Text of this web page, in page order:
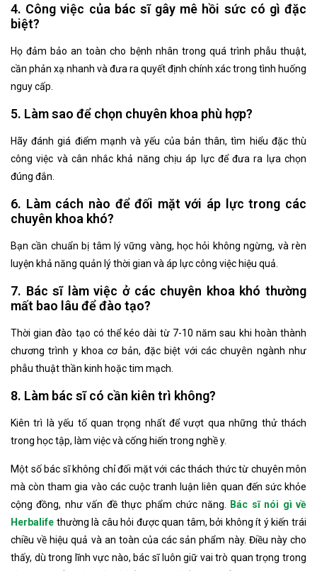
4. Công việc của bác sĩ gây mê hồi sức có gì đặc
biệt?
Họ đảm bảo an toàn cho bệnh nhân trong quá trình phẫu thuật,
cần phản xạ nhanh và đưa ra quyết định chính xác trong tình huống
nguy cấp.
5. Làm sao để chọn chuyên khoa phù hợp?
Hãy đánh giá điểm mạnh và yếu của bản thân, tìm hiểu đặc thù
công việc và cân nhắc khả năng chịu áp lực để đưa ra lựa chọn
đúng đắn.
6. Làm cách nào để đối mặt với áp lực trong các
chuyên khoa khó?
Bạn cần chuẩn bị tâm lý vững vàng, học hỏi không ngừng, và rèn
luyện khả năng quản lý thời gian và áp lực công việc hiệu quả.
7. Bác sĩ làm việc ở các chuyên khoa khó thường
mất bao lâu để đào tạo?
Thời gian đào tạo có thể kéo dài từ 7-10 năm sau khi hoàn thành
chương trình y khoa cơ bản, đặc biệt với các chuyên ngành như
phẫu thuật thần kinh hoặc tim mạch.
8. Làm bác sĩ có cần kiên trì không?
Kiên trì là yếu tố quan trọng nhất để vượt qua những thử thách
trong học tập, làm việc và cống hiến trong nghề y.
Một số bác sĩ không chỉ đối mặt với các thách thức từ chuyên môn
mà còn tham gia vào các cuộc tranh luận liên quan đến sức khỏe
cộng đồng, như vấn đề thực phẩm chức năng.
Bác sĩ nói gì về
Herbalife thường là câu hỏi được quan tâm, bởi không ít ý kiến trái
chiều về hiệu quả và an toàn của các sản phẩm này. Điều này cho
thấy, dù trong lĩnh vực nào, bác sĩ luôn giữ vai trò quan trọng trong